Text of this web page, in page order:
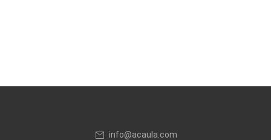
info@acaula.com